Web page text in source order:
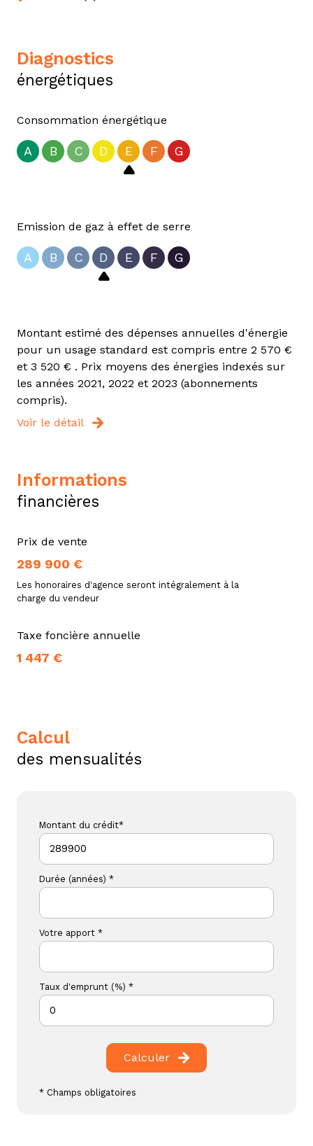
diagnostics
énergétiques
Consommation énergétique
A B C D E F G
Emission de gaz à effet de serre
A B C D E F G
Montant estimé des dépenses annuelles d'énergie
pour un usage standard est compris entre 2 570 €
et 3 520 € . Prix moyens des énergies indexés sur
les années 2021, 2022 et 2023 (abonnements
compris).
Voir le détail
informations
financières
Prix de vente
289 900 €
Les honoraires d'agence seront intégralement à la
charge du vendeur
Taxe foncière annuelle
1 447 €
calcul
des mensualités
Montant du crédit*
Durée (années) *
Votre apport *
Taux d'emprunt (%) *
Calculer
* Champs obligatoires